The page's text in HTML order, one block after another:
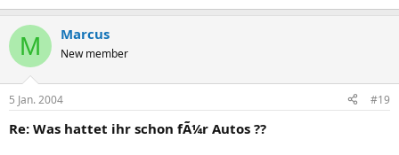
M Marcus
New member
5 Jan. 2004 #19
Re: Was hattet ihr schon fÃ¼r Autos ??